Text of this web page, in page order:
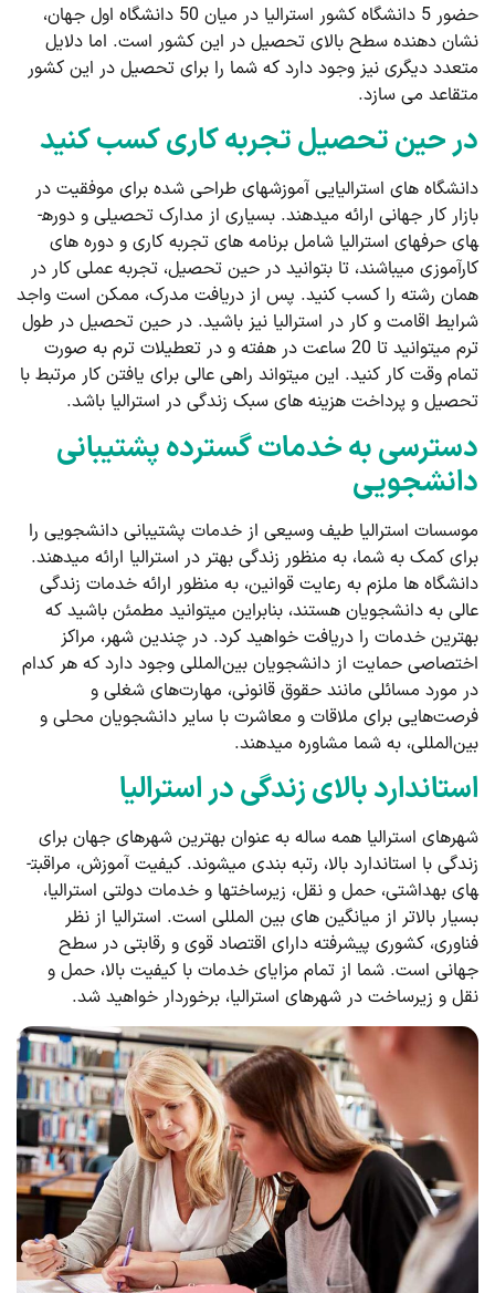
حضور 5 دانشگاه کشور استرالیا در میان 50 دانشگاه اول جهان،
نشان ­دهنده سطح بالای تحصیل در این کشور است. اما دلایل
متعدد دیگری نیز وجود دارد که شما را برای تحصیل در این کشور
متقاعد می ­سازد.
در حین تحصیل تجربه کاری کسب کنید
دانشگاه ­های استرالیایی آموزش­های طراحی شده برای موفقیت در
بازار کار جهانی ارائه می­دهند. بسیاری از مدارک تحصیلی و دوره­
های حرفه­ای استرالیا شامل برنامه­ های تجربه کاری و دوره­ های
کارآموزی می­باشند، تا بتوانید در حین تحصیل، تجربه عملی کار در
همان رشته را کسب کنید. پس از دریافت مدرک، ممکن است واجد
شرایط اقامت و کار در استرالیا نیز باشید. در حین تحصیل در طول
ترم می­توانید تا 20 ساعت در هفته و در تعطیلات ترم به صورت
تمام وقت کار کنید. این می­تواند راهی عالی برای یافتن کار مرتبط با
تحصیل و پرداخت هزینه­ های سبک زندگی در استرالیا باشد.
دسترسی به خدمات گسترده پشتیبانی
دانشجویی
موسسات استرالیا طیف وسیعی از خدمات پشتیبانی دانشجویی را
برای کمک به شما، به منظور زندگی بهتر در استرالیا ارائه می­دهند.
دانشگاه ­ها ملزم به رعایت قوانین، به منظور ارائه خدمات زندگی
عالی به دانشجویان هستند، بنابراین می­توانید مطمئن باشید که
بهترین خدمات را دریافت خواهید کرد. در چندین شهر، مراکز
اختصاصی حمایت از دانشجویان بین‌المللی وجود دارد که هر کدام
در مورد مسائلی مانند حقوق قانونی، مهارت‌های شغلی و
فرصت‌هایی برای ملاقات و معاشرت با سایر دانشجویان محلی و
بین‌المللی، به شما مشاوره می­دهند.
استاندارد بالای زندگی در استرالیا
شهرهای استرالیا همه ساله به عنوان بهترین شهرهای جهان برای
زندگی با استاندارد بالا، رتبه­ بندی می­شوند. کیفیت آموزش، مراقبت­
های بهداشتی، حمل و نقل، زیرساخت­ها و خدمات دولتی استرالیا،
بسیار بالاتر از میانگین­ های بین­ المللی است. استرالیا از نظر
فناوری، کشوری پیشرفته دارای اقتصاد قوی و رقابتی در سطح
جهانی است. شما از تمام مزایای خدمات با کیفیت بالا، حمل و
نقل و زیرساخت در شهرهای استرالیا، برخوردار خواهید شد.